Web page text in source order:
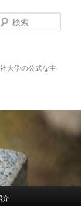
大学の公式な主
索
介